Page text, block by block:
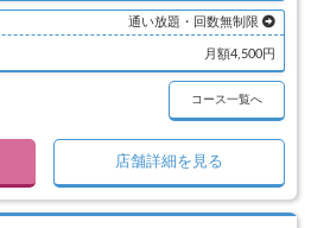
通い放題・回数無制限
月額4,500円
コース一覧へ
店舗詳細を見る